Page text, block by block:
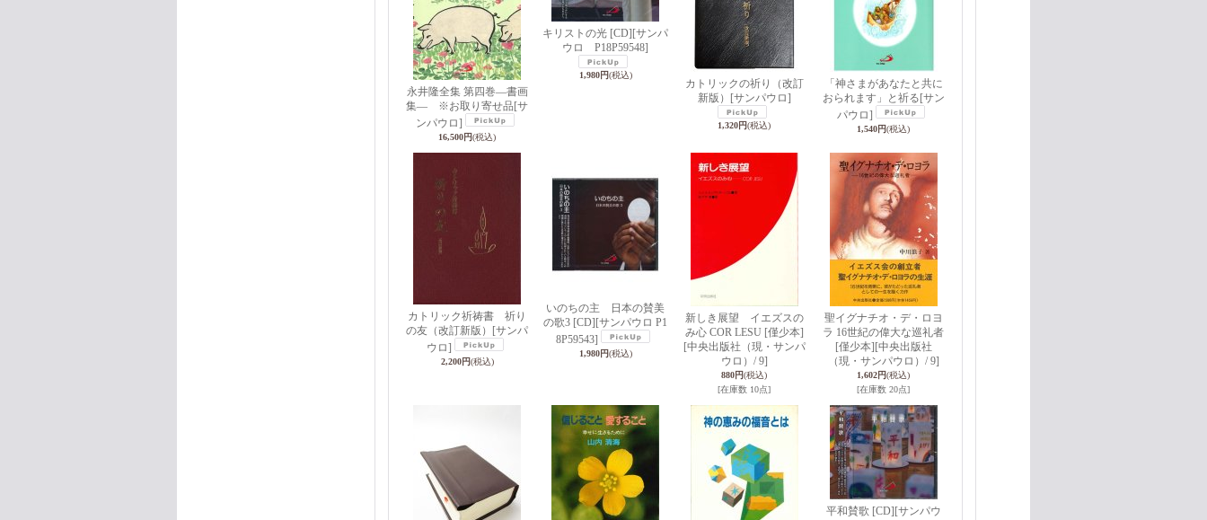
永井隆全集 第四巻―書画
集― ※お取り寄せ品 [サ
ンパウロ]
16,500円(税込)
キリストの光 [CD] [サンパ
ウロ P18P59548]
1,980円(税込)
カトリックの祈り（改訂
新版）
[サンパウロ]
1,320円(税込)
「神さまがあなたと共に
おられます」と祈る [サン
パウロ]
1,540円(税込)
カトリック祈祷書 祈り
の友（改訂新版）
[サンパ
ウロ]
2,200円(税込)
いのちの主 日本の賛美
の歌3 [CD] [サンパウロ P1
8P59543]
1,980円(税込)
新しき展望 イエズスの
み心 COR LESU [僅少本]
[中央出版社（現・サンパ
ウロ）/ 9]
880円(税込)
[在庫数 10点]
聖イグナチオ・デ・ロヨ
ラ 16世紀の偉大な巡礼者
[僅少本] [中央出版社
（現・サンパウロ）/ 9]
1,602円(税込)
[在庫数 20点]
平和賛歌 [CD] [サンパウ